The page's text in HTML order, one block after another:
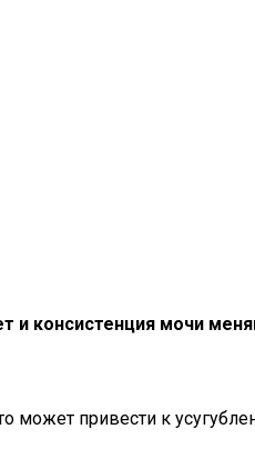
и консистенция мочи
может привести к